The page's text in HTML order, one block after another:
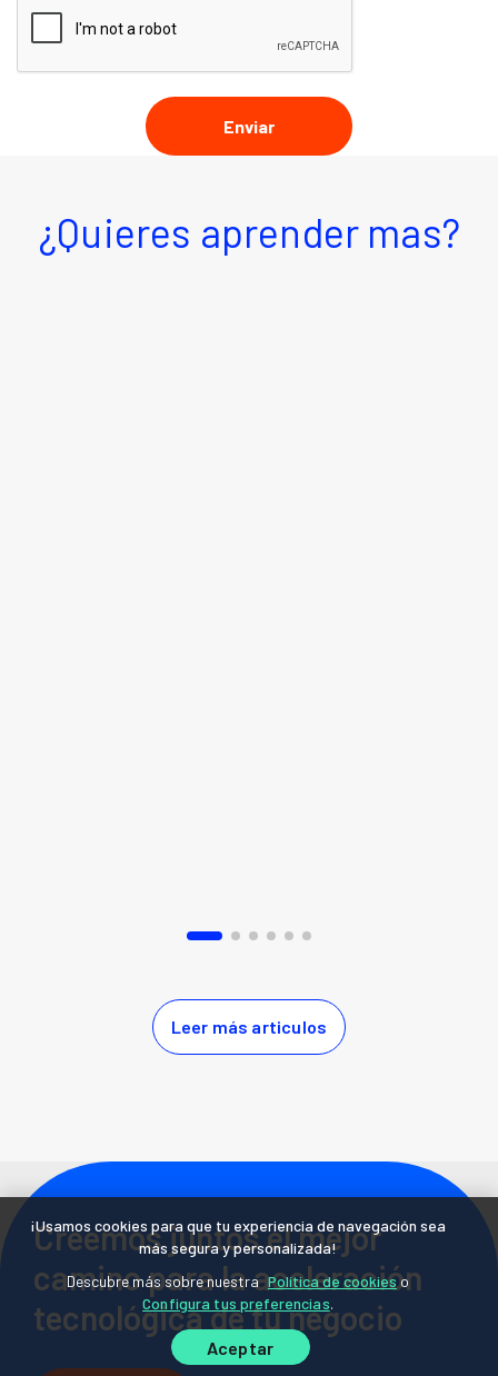
¿Quieres aprender mas?
Creemos juntos el mejor
camino para la aceleración
tecnológica de tu negocio
¡Usamos cookies para que tu experiencia de navegación sea
más segura y personalizada!
Descubre más sobre nuestra Política de cookieso
Configura tus preferencias.
Aceptar